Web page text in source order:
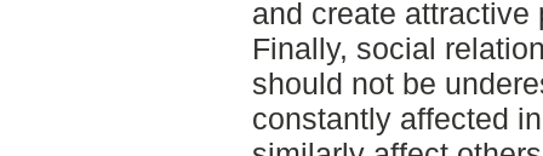
and create
Finally, social
should not be
constantly affected